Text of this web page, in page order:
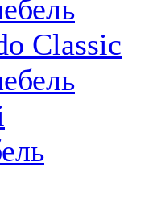
Classic